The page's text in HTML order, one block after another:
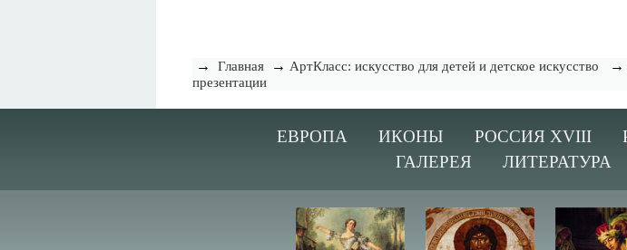
→ Главная → АртКласс: искусство для детей и детское искусство →
презентации
ЕВРОПА ИКОНЫ РОССИЯ XVIII
ГАЛЕРЕЯ
ЛИТЕРАТУРА